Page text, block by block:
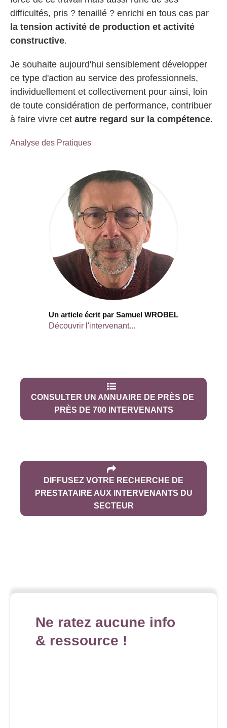
difficultés, pris ? tenaillé ? enrichi en tous cas par
la tension activité de production et activité
constructive.
Je souhaite aujourd'hui sensiblement développer
ce type d'action au service des professionnels,
individuellement et collectivement pour ainsi, loin
de toute considération de performance, contribuer
à faire vivre cet autre regard sur la compétence.
Analyse des Pratiques
Un article écrit par Samuel WROBEL
Découvrir l'intervenant...
CONSULTER UN ANNUAIRE DE PRÈS DE
PRÈS DE 700 INTERVENANTS
DIFFUSEZ VOTRE RECHERCHE DE
PRESTATAIRE AUX INTERVENANTS DU
SECTEUR
Ne ratez aucune info
& ressource !